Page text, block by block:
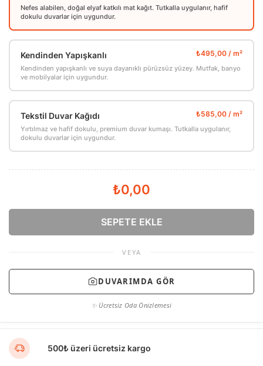
Nefes alabilen, doğal elyaf katkılı mat kağıt. Tutkalla uygulanır, hafif
dokulu duvarlar için uygundur.
Kendinden Yapışkanlı
Kendinden yapışkanlı ve suya dayanıklı pürüzsüz yüzey. Mutfak, banyo
ve mobilyalar için uygundur.
Tekstil Duvar Kağıdı
Yırtılmaz ve hafif dokulu, premium duvar kumaşı. Tutkalla uygulanır,
dokulu duvarlar için uygundur.
₺0,00
SEPETE EKLE
VEYA
DUVARIMDA GÖR
✨ Ücretsiz Oda Önizlemesi
500₺ üzeri ücretsiz kargo